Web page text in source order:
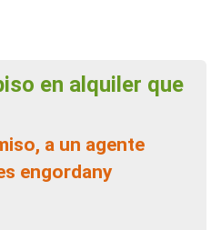
engordany